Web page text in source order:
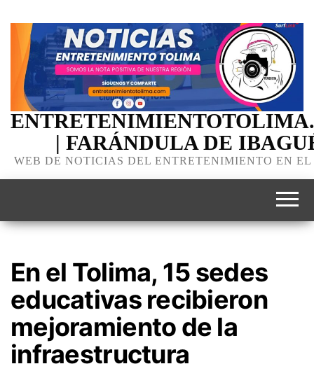
| FARÁNDULA DE
WEB DE NOTICIAS DEL ENTRETENIMIENTO EN
En el Tolima, 15 sedes
educativas recibieron
mejoramiento de la
infraestructura